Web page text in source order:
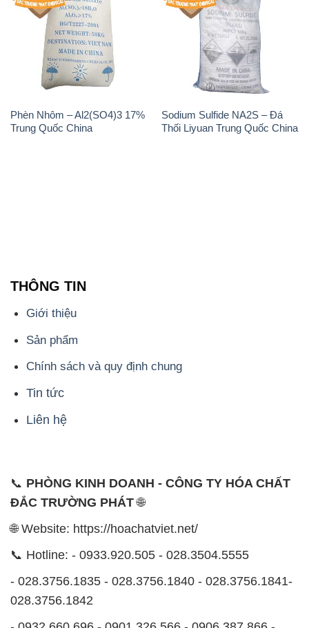
Phèn Nhôm – Al2(SO4)3 17%
Trung Quốc China
Sodium Sulfide NA2S – Đá
Thối Liyuan Trung Quốc China
THÔNG TIN
Giới thiệu
Sản phẩm
Chính sách và quy định chung
Tin tức
Liên hệ
📞 PHÒNG KINH DOANH - CÔNG TY HÓA CHẤT
ĐẮC TRƯỜNG PHÁT🌐
🌐 Website: https://hoachatviet.net/
📞 Hotline: - 0933.920.505 - 028.3504.5555
- 028.3756.1835 - 028.3756.1840 - 028.3756.1841-
028.3756.1842